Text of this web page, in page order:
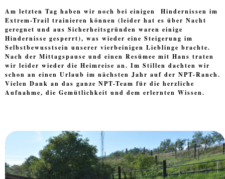
Am letzten Tag haben wir noch bei einigen Hindernissen im
Extrem-Trail trainieren können (leider hat es über Nacht
geregnet und aus Sicherheitsgründen waren einige
Hindernisse gesperrt), was wieder eine Steigerung im
Selbstbewusstsein unserer vierbeinigen Lieblinge brachte.
Nach der Mittagspause und einen Resümee mit Hans traten
wir leider wieder die Heimreise an. Im Stillen dachten wir
schon an einen Urlaub im nächsten Jahr auf der NPT-Ranch.
Vielen Dank an das ganze NPT-Team für die herzliche
Aufnahme, die Gemütlichkeit und dem erlernten Wissen.